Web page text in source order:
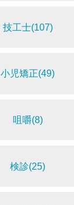
技工士(107)
小児矯正(49)
咀嚼(8)
検診(25)